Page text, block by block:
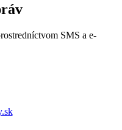
SMS a e-